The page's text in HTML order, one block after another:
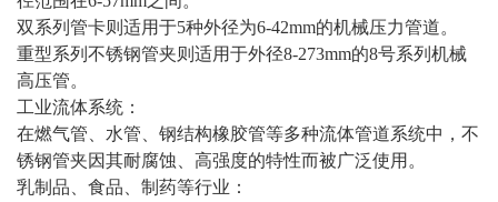
双系列管卡则适用于5种外径为6-42mm的机械压力管道。
重型系列不锈钢管夹则适用于外径8-273mm的8号系列机械
高压管。
工业流体系统：
在燃气管、水管、钢结构橡胶管等多种流体管道系统中，不
锈钢管夹因其耐腐蚀、高强度的特性而被广泛使用。
乳制品、食品、制药等行业：